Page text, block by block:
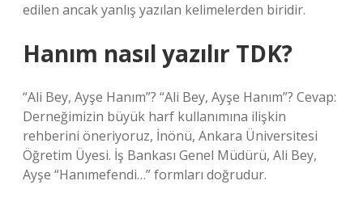
edilen ancak yanlış yazılan kelimelerden biridir.
Hanım nasıl yazılır TDK?
“Ali Bey, Ayşe Hanım”? “Ali Bey, Ayşe Hanım”? Cevap:
Derneğimizin büyük harf kullanımına ilişkin
rehberini öneriyoruz, İnönü, Ankara Üniversitesi
Öğretim Üyesi. İş Bankası Genel Müdürü, Ali Bey,
Ayşe “Hanımefendi…” formları doğrudur.